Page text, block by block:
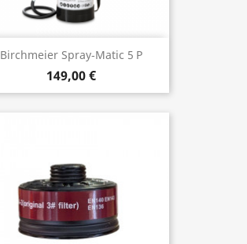
Birchmeier Spray‑Matic 5 P
149,00 €